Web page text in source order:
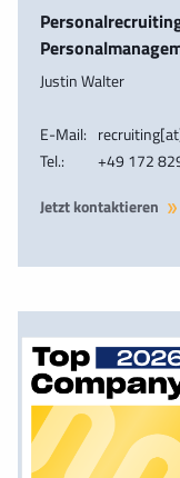
Justin Walter
E-Mail:
Tel.:
+49 172
Jetzt kontaktieren